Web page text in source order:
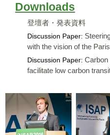
Downloads
登壇者・発表資料
Discussion Paper:
with the vision of the
Discussion Paper: Carbon
facilitate low carbon